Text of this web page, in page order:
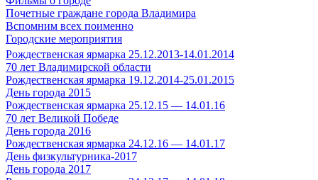
Почетные граждане города Владимира
Вспомним всех поименно
Городские мероприятия
Рождественская ярмарка 25.12.2013-14.01.2014
70 лет Владимирской области
Рождественская ярмарка 19.12.2014-25.01.2015
День города 2015
Рождественская ярмарка 25.12.15 — 14.01.16
70 лет Великой Победе
День города 2016
Рождественская ярмарка 24.12.16 — 14.01.17
День физкультурника-2017
День города 2017